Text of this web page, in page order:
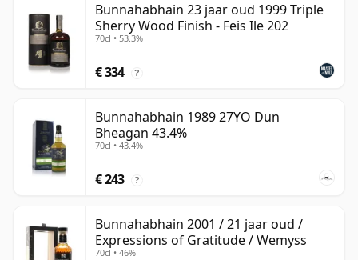
Bunnahabhain 23 jaar oud 1999 Triple
Sherry Wood Finish - Feis Ile 202
70cl • 53.3%
€ 334 ?
Bunnahabhain 1989 27YO Dun
Bheagan 43.4%
70cl • 43.4%
€ 243 ?
Bunnahabhain 2001 / 21 jaar oud /
Expressions of Gratitude / Wemyss
70cl • 46%